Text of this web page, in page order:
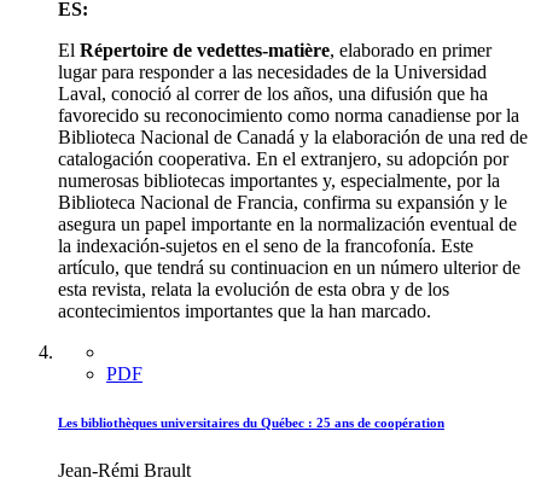
ES:
El Répertoire de vedettes-matière, elaborado en primer
lugar para responder a las necesidades de la Universidad
Laval, conoció al correr de los años, una difusión que ha
favorecido su reconocimiento como norma canadiense por la
Biblioteca Nacional de Canadá y la elaboración de una red de
catalogación cooperativa. En el extranjero, su adopción por
numerosas bibliotecas importantes y, especialmente, por la
Biblioteca Nacional de Francia, confirma su expansión y le
asegura un papel importante en la normalización eventual de
la indexación-sujetos en el seno de la francofonía. Este
artículo, que tendrá su continuacion en un número ulterior de
esta revista, relata la evolución de esta obra y de los
acontecimientos importantes que la han marcado.
PDF
Les bibliothèques universitaires du Québec : 25 ans de coopération
Jean-Rémi Brault